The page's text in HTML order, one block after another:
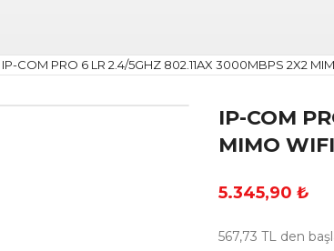
IP-COM PRO 6 LR 2.4/5GHZ 802.11AX 3000MBPS 2X2
IP-COM
MIMO
5.345,90 ₺
567,73 TL den